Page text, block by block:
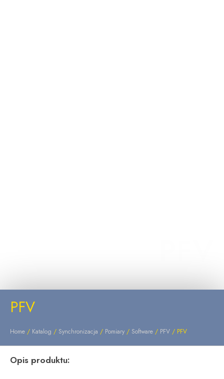
PFV
Home / Katalog / Synchronizacja / Pomiary / Software / PFV / PFV
Opis produktu: